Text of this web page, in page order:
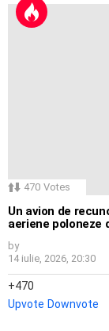
470 Votes
Un avion de
aeriene poloneze
by
14 iulie, 2026, 20:30
470
Upvote Downvote